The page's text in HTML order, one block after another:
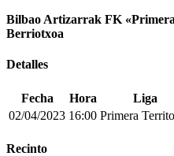
Bilbao Artizarrak FK
Berriotxoa
Detalles
Fecha Hora Liga
02/04/2023 16:00 Primera
Recinto